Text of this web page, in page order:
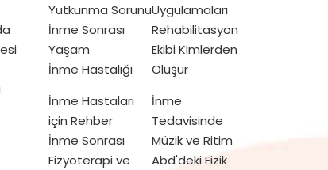
Yutkunma Sorunu
İnme Sonrası
Yaşam
İnme Hastalığı
Uygulamaları
Rehabilitasyon
Ekibi Kimlerden
Oluşur
İnme Hastaları
için Rehber
İnme Sonrası
Fizyoterapi ve
İnme
Tedavisinde
Müzik ve Ritim
Abd'deki Fizik